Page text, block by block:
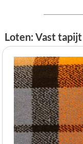
Loten: Vast tapijt